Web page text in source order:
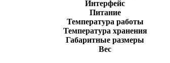
Интерфейс
Питание
Температура работы
Температура хранения
Габаритные размеры
Вес